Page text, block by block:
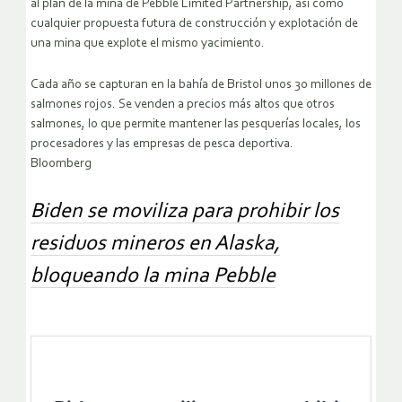
al plan de la mina de Pebble Limited Partnership, así como
cualquier propuesta futura de construcción y explotación de
una mina que explote el mismo yacimiento.
Cada año se capturan en la bahía de Bristol unos 30 millones de
salmones rojos. Se venden a precios más altos que otros
salmones, lo que permite mantener las pesquerías locales, los
procesadores y las empresas de pesca deportiva.
Bloomberg
Biden se moviliza para prohibir los
residuos mineros en Alaska,
bloqueando la mina Pebble